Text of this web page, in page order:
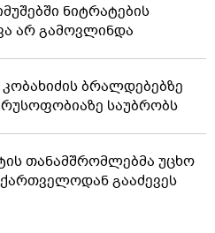
ნიტრატების
არ გამოვლინდა
ბრალდებებზე
საუბრობს
თანამშრომლებმა უცხო
გააძევეს